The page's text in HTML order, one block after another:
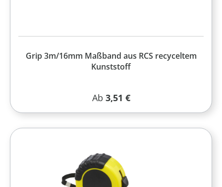
Grip 3m/16mm Maßband aus RCS recyceltem
Kunststoff
Regulärer Preis:
Ab 3,51 €